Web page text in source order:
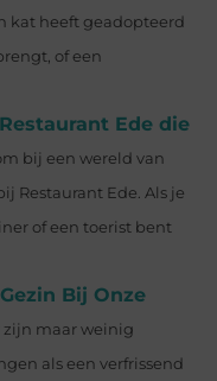
kat heeft geadopteerd
of een
Ede die
bij een wereld van
Restaurant Ede. Als je
of een toerist bent
Bij Onze
zijn maar weinig
als een verfrissend